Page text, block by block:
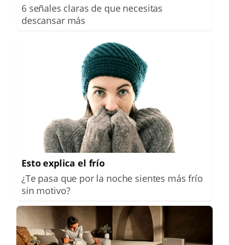
6 señales claras de que necesitas
descansar más
Esto explica el frío
¿Te pasa que por la noche sientes más frío
sin motivo?